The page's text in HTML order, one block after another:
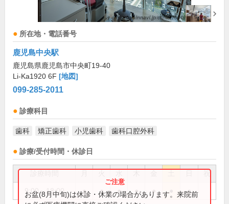
所在地・電話番号
鹿児島中央駅
鹿児島県鹿児島市中央町19-40
Li-Ka1920 6F [地図]
099-285-2011
診療科目
歯科 矯正歯科 小児歯科 歯科口腔外科
診療/受付時間・休診日
祝
9:00～18:00 ● ● ● ● ● ●
お盆(8月中旬)は休診・休業の場合があります。来院前